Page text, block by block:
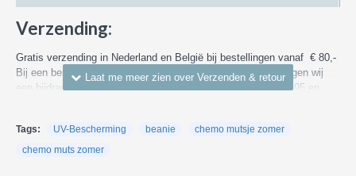
Verzending:
Gratis verzending in Nederland en België bij bestellingen vanaf € 80,-
Bij een bestelling met een waarde van minder dan € 80,- vragen wij
een bijdrage in de bezorgkosten binnen Nederland vanaf € 4,95 en
landenhier
Tags: UV-Bescherming beanie
chemo mutsje zomer
chemo muts zomer